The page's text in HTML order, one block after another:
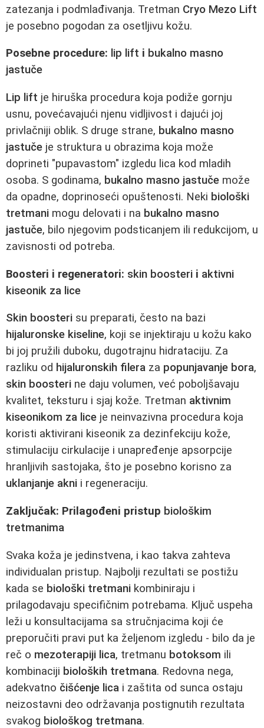
zatezanja i podmlađivanja. Tretman Cryo Mezo Lift
je posebno pogodan za osetljivu kožu.
Posebne procedure: lip lift i bukalno masno
jastuče
Lip lift je hiruška procedura koja podiže gornju
usnu, povećavajući njenu vidljivost i dajući joj
privlačniji oblik. S druge strane, bukalno masno
jastuče je struktura u obrazima koja može
doprineti "pupavastom" izgledu lica kod mladih
osoba. S godinama, bukalno masno jastuče može
da opadne, doprinoseći opuštenosti. Neki biološki
tretmani mogu delovati i na bukalno masno
jastuče, bilo njegovim podsticanjem ili redukcijom, u
zavisnosti od potreba.
Boosteri i regeneratori: skin boosteri i aktivni
kiseonik za lice
Skin boosteri su preparati, često na bazi
hijaluronske kiseline, koji se injektiraju u kožu kako
bi joj pružili duboku, dugotrajnu hidrataciju. Za
razliku od hijaluronskih filera za popunjavanje bora,
skin boosteri ne daju volumen, već poboljšavaju
kvalitet, teksturu i sjaj kože. Tretman aktivnim
kiseonikom za lice je neinvazivna procedura koja
koristi aktivirani kiseonik za dezinfekciju kože,
stimulaciju cirkulacije i unapređenje apsorpcije
hranljivih sastojaka, što je posebno korisno za
uklanjanje akni i regeneraciju.
Zaključak: Prilagođeni pristup biološkim
tretmanima
Svaka koža je jedinstvena, i kao takva zahteva
individualan pristup. Najbolji rezultati se postižu
kada se biološki tretmani kombiniraju i
prilagodavaju specifičnim potrebama. Ključ uspeha
leži u konsultacijama sa stručnjacima koji će
preporučiti pravi put ka željenom izgledu - bilo da je
reč o mezoterapiji lica, tretmanu botoksom ili
kombinaciji bioloških tretmana. Redovna nega,
adekvatno čišćenje lica i zaštita od sunca ostaju
neizostavni deo održavanja postignutih rezultata
svakog biološkog tretmana.